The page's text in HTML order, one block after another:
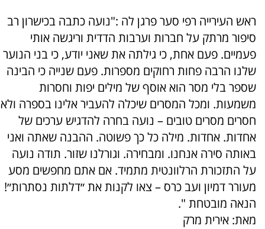
ראש העירייה רפי סער פרגן לה :"נועה כתבה בכישרון רב
סיפור מרתק על חברות וערבות הדדית וריגשה אותי
פעמיים. פעם אחת, כי גילתה את שאני יודע, כי בני הנוער
שלנו הרבה פחות רחוקים מספרות. פעם שנייה כי הבינה
שספר בלי מסר הוא אוסף של מילים יפות וחסרות
משמעות. ומכל המסרים שיכלה להעביר אלינו בספרה ולא
חסרים מסרים טובים – נועה בחרה להדגיש ערכים של
אחדות. אחדות. מילה כל כך פשוטה. ההבנה שאתה ואני
באותה סירה אנחנו. ומבחירה. וגורלנו שזור. תודה נועה
על התזכורת הרלוונטית מתמיד. אם אתם מחפשים מסע
מעורר דמיון ועב כרס – צאו לקנות את ״דלתות נסתרות״!
הנאה מובטחת ".
מאת: אירית מרק